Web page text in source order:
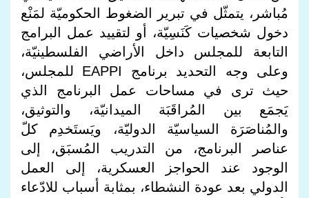
مُباشر، يتمثّل في تبرير الضغوط الحكوميّة لمَنْع
دخول شخصيات كَنَسِيّة، أو لتقييد عمل البرامج
التابعة للمجلس داخل الأراضي الفلسطينيّة،
وعلى وجه التحديد برنامج EAPPI للمجلس،
حيث ترى في مساحات عمل البرنامج الذي
يَجمَع بين المُراقَبَة الميدانيّة، والتوثيق،
والمُناصَرَة السياسيّة الدوليّة، ويَستَخدِم كلّ
عناصر البرنامج، من التدريب المُسبَق، إلى
الوجود عند الحواجز العسكرية، إلى العمل
الدولي بعد عودة النشطاء، بمثابة أسباب للادّعاء